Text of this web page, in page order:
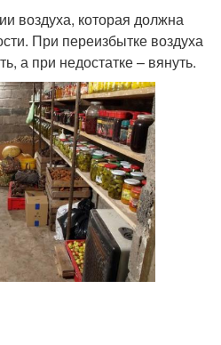
воздуха, которая должна
При переизбытке воздуха
а при недостатке – вянуть.